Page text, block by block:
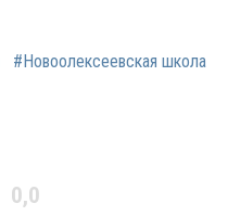
#Новоолексеевская школа
0,0